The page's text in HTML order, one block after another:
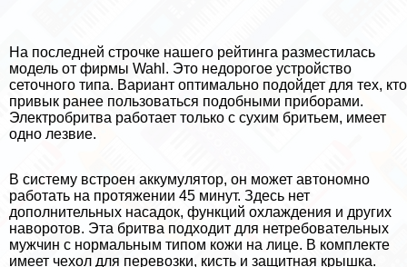
На последней строчке нашего рейтинга разместилась
модель от фирмы Wahl. Это недорогое устройство
сеточного типа. Вариант оптимально подойдет для тех, кто
привык ранее пользоваться подобными приборами.
Электробритва работает только с сухим бритьем, имеет
одно лезвие.
В систему встроен аккумулятор, он может автономно
работать на протяжении 45 минут. Здесь нет
дополнительных насадок, функций охлаждения и других
наворотов. Эта бритва подходит для нетребовательных
мужчин с нормальным типом кожи на лице. В комплекте
имеет чехол для перевозки, кисть и защитная крышка.